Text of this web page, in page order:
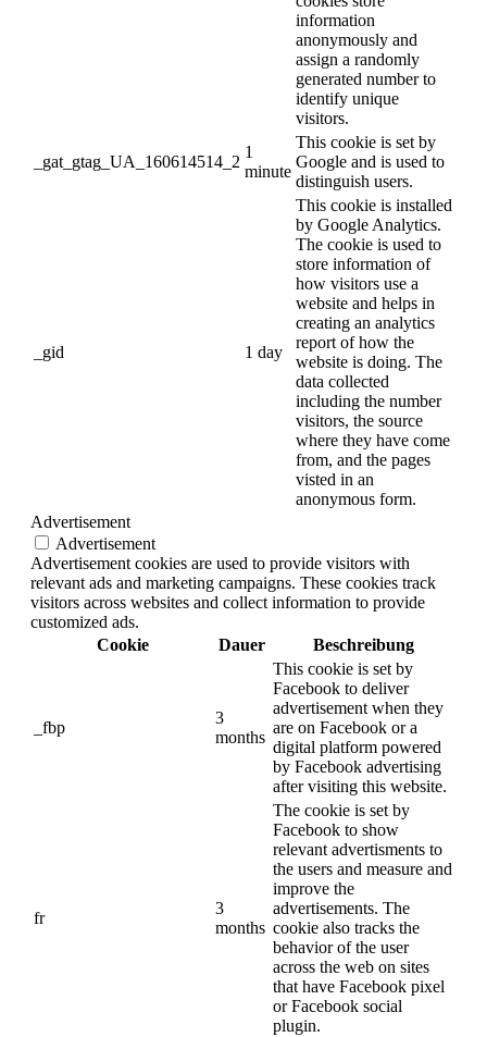
information
anonymously and
assign a randomly
generated number to
identify unique
visitors.
_gat_gtag_UA_160614514_2
1
minute
This cookie is set by
Google and is used to
distinguish users.
_gid 1 day
This cookie is installed
by Google Analytics.
The cookie is used to
store information of
how visitors use a
website and helps in
creating an analytics
report of how the
website is doing. The
data collected
including the number
visitors, the source
where they have come
from, and the pages
visted in an
anonymous form.
Advertisement
Advertisement
Advertisement cookies are used to provide visitors with
relevant ads and marketing campaigns. These cookies track
visitors across websites and collect information to provide
customized ads.
Cookie
Dauer Beschreibung
_fbp
3
months
This cookie is set by
Facebook to deliver
advertisement when they
are on Facebook or a
digital platform powered
by Facebook advertising
after visiting this website.
fr
3
months
The cookie is set by
Facebook to show
relevant advertisments to
the users and measure and
improve the
advertisements. The
cookie also tracks the
behavior of the user
across the web on sites
that have Facebook pixel
or Facebook social
plugin.